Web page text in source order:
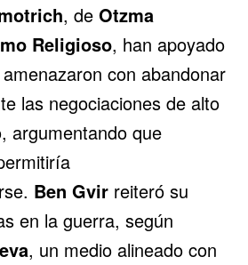
, de Otzma
Religioso, han apoyado
con abandonar
las negociaciones de alto
argumentando que
Ben Gvir reiteró su
en la guerra, según
, un medio alineado con